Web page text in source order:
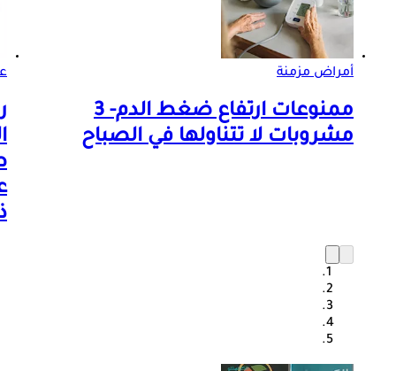
أمراض مزمنة
ممنوعات ارتفاع ضغط الدم- 3
مشروبات لا تتناولها في الصباح